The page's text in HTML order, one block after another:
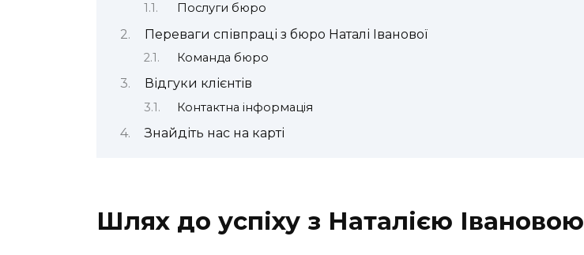
Послуги бюро
Переваги співпраці з бюро Наталі Іванової
Команда бюро
Відгуки клієнтів
Контактна інформація
Знайдіть нас на карті
Шлях до успіху з Наталією Івановою